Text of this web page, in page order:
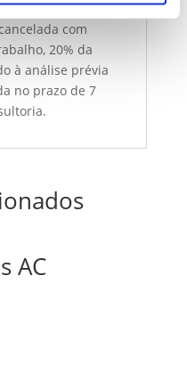
uma vez que o
com
20% da
à análise prévia
no prazo de 7
AC